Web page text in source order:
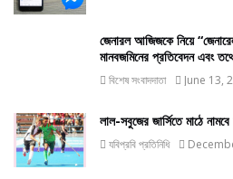
জেনারল আজিজকে নিয়ে
মানবজমিনের প্রতিবেদন এবং
বিশেষ সংবাদদাতা June 13,
লাল-সবুজের জার্সিতে মাঠে
যবিপ্রবি প্রতিনিধি